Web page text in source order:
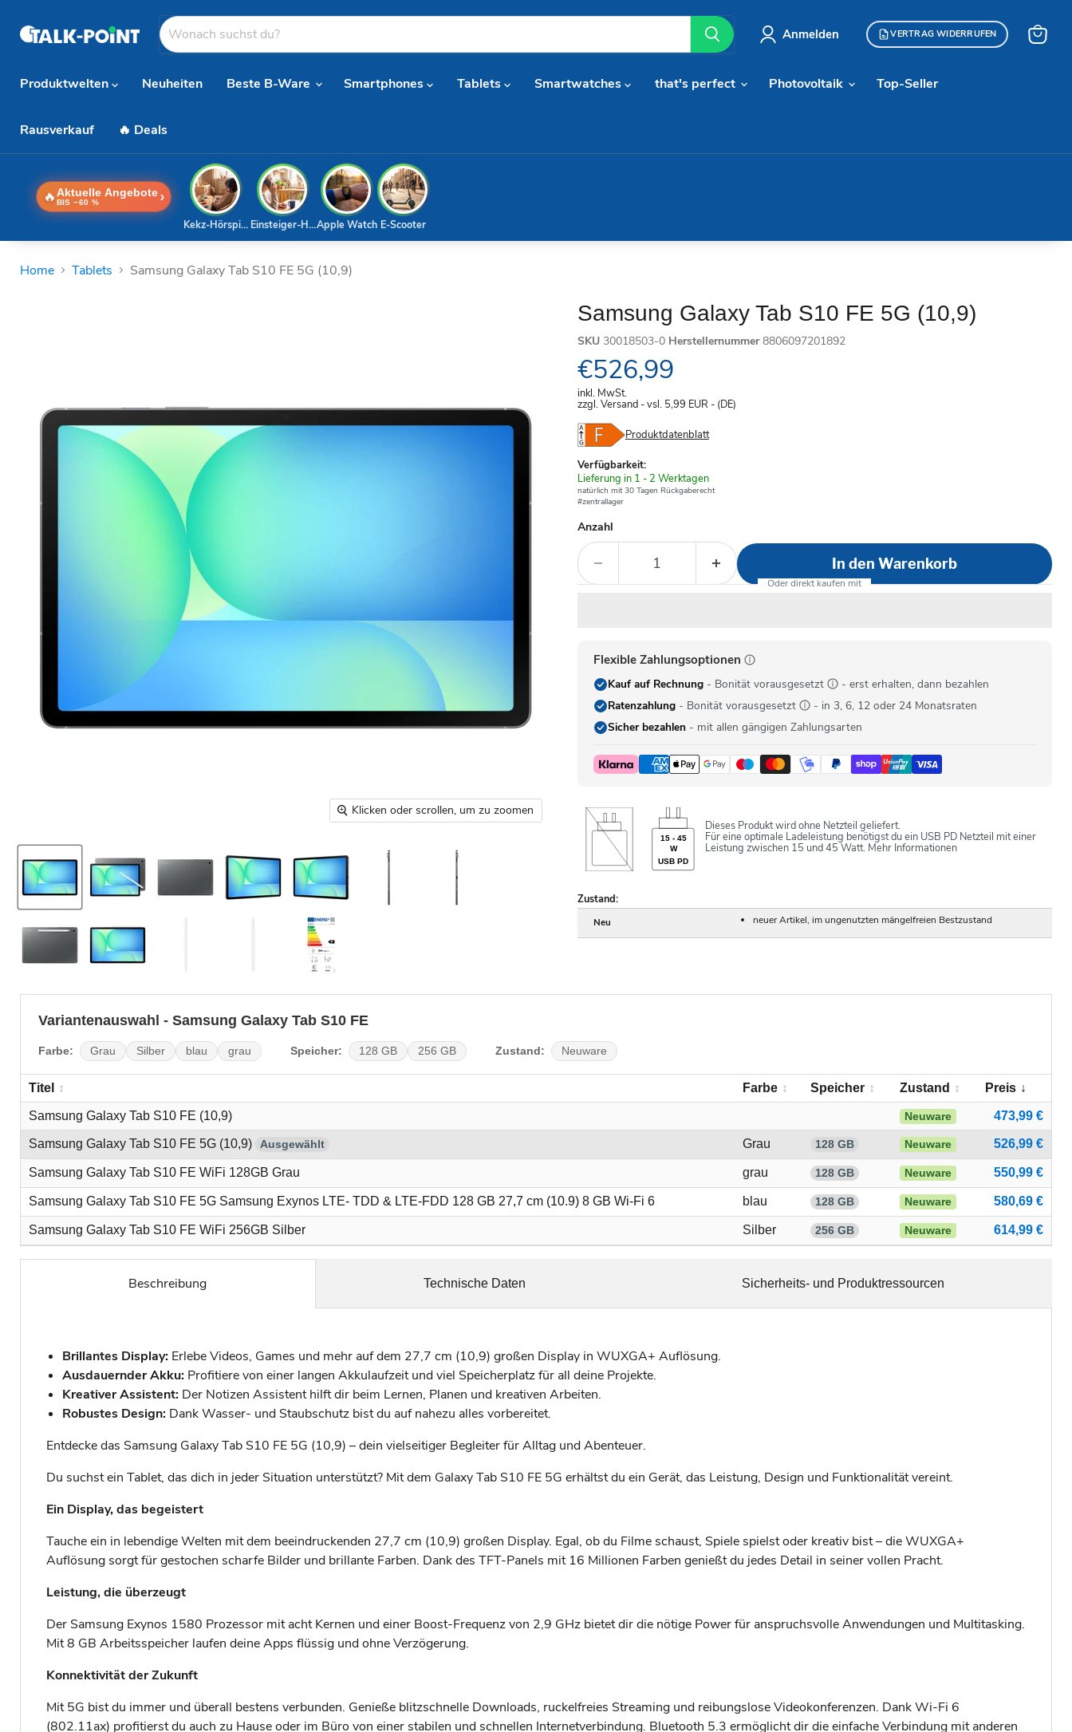
Anmelden VERTRAG WIDERRUFEN
Produktwelten
Neuheiten Beste B-Ware Smartphones Tablets Smartwatches that's perfect Photovoltaik Top-Seller
Rausverkauf 🔥 Deals
🔥 Aktuelle Angebote
BIS −60 % ›
E-Scooter
Apple Watch
Einsteiger-Handy
Kekz-Hörspiele
Home Tablets Samsung Galaxy Tab S10 FE 5G (10,9)
Klicken oder scrollen, um zu zoomen
Samsung Galaxy Tab S10 FE 5G (10,9)
SKU 30018503-0 Herstellernummer 8806097201892
Aktueller Preis
€526,99
inkl. MwSt.
zzgl. Versand - vsl. 5,99 EUR - (DE)
Produktdatenblatt
Verfügbarkeit:
Verfügbar
-
Lieferung in 1 - 2 Werktagen
natürlich mit 30 Tagen Rückgaberecht
#zentrallager
Anzahl
In den Warenkorb
Flexible Zahlungsoptionen
Kauf auf Rechnung- Bonität vorausgesetzt
- erst erhalten, dann bezahlen
Ratenzahlung- Bonität vorausgesetzt
- in 3, 6, 12 oder 24 Monatsraten
Sicher bezahlen- mit allen gängigen Zahlungsarten
15 - 45
W
USB PD
Dieses Produkt wird ohne Netzteil geliefert.
Für eine optimale Ladeleistung benötigst du ein USB PD Netzteil mit einer
Leistung zwischen 15 und 45 Watt. Mehr Informationen
Zustand:
Neu neuer Artikel, im ungenutzten mängelfreien Bestzustand
Variantenauswahl - Samsung Galaxy Tab S10 FE
Farbe: Grau Silber blau grau Speicher: 128 GB 256 GB Zustand: Neuware
Titel Farbe Speicher Zustand Preis
Samsung Galaxy Tab S10 FE (10,9) Neuware 473,99 €
Samsung Galaxy Tab S10 FE 5G (10,9) Ausgewählt Grau 128 GB Neuware 526,99 €
Samsung Galaxy Tab S10 FE WiFi 128GB Grau grau 128 GB Neuware 550,99 €
Samsung Galaxy Tab S10 FE 5G Samsung Exynos LTE- TDD & LTE-FDD 128 GB 27,7 cm (10.9) 8 GB Wi-Fi 6 blau 128 GB Neuware 580,69 €
Samsung Galaxy Tab S10 FE WiFi 256GB Silber Silber 256 GB Neuware 614,99 €
Beschreibung
Brillantes Display: Erlebe Videos, Games und mehr auf dem 27,7 cm (10,9) großen Display in WUXGA+ Auflösung.
Ausdauernder Akku: Profitiere von einer langen Akkulaufzeit und viel Speicherplatz für all deine Projekte.
Kreativer Assistent: Der Notizen Assistent hilft dir beim Lernen, Planen und kreativen Arbeiten.
Robustes Design: Dank Wasser- und Staubschutz bist du auf nahezu alles vorbereitet.
Entdecke das Samsung Galaxy Tab S10 FE 5G (10,9) – dein vielseitiger Begleiter für Alltag und Abenteuer.
Du suchst ein Tablet, das dich in jeder Situation unterstützt? Mit dem Galaxy Tab S10 FE 5G erhältst du ein Gerät, das Leistung, Design und Funktionalität vereint.
Ein Display, das begeistert
Tauche ein in lebendige Welten mit dem beeindruckenden 27,7 cm (10,9) großen Display. Egal, ob du Filme schaust, Spiele spielst oder kreativ bist – die WUXGA+
Auflösung sorgt für gestochen scharfe Bilder und brillante Farben. Dank des TFT-Panels mit 16 Millionen Farben genießt du jedes Detail in seiner vollen Pracht.
Leistung, die überzeugt
Der Samsung Exynos 1580 Prozessor mit acht Kernen und einer Boost-Frequenz von 2,9 GHz bietet dir die nötige Power für anspruchsvolle Anwendungen und Multitasking.
Mit 8 GB Arbeitsspeicher laufen deine Apps flüssig und ohne Verzögerung.
Konnektivität der Zukunft
Mit 5G bist du immer und überall bestens verbunden. Genieße blitzschnelle Downloads, ruckelfreies Streaming und reibungslose Videokonferenzen. Dank Wi-Fi 6
(802.11ax) profitierst du auch zu Hause oder im Büro von einer stabilen und schnellen Internetverbindung. Bluetooth 5.3 ermöglicht dir die einfache Verbindung mit anderen
Technische Daten Sicherheits- und Produktressourcen